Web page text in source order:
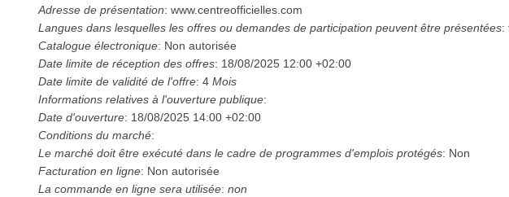
Adresse de présentation:www.centreofficielles.com
Langues dans lesquelles les offres ou demandes de participation peuvent être présentées:
Catalogue électronique: Non autorisée
Date limite de réception des offres: 18/08/2025 12:00 +02:00
Date limite de validité de l'offre:4 Mois
Informations relatives à l'ouverture publique:
Date d'ouverture: 18/08/2025 14:00 +02:00
Conditions du marché:
Le marché doit être exécuté dans le cadre de programmes d'emplois protégés: Non
Facturation en ligne: Non autorisée
La commande en ligne sera utilisée:non